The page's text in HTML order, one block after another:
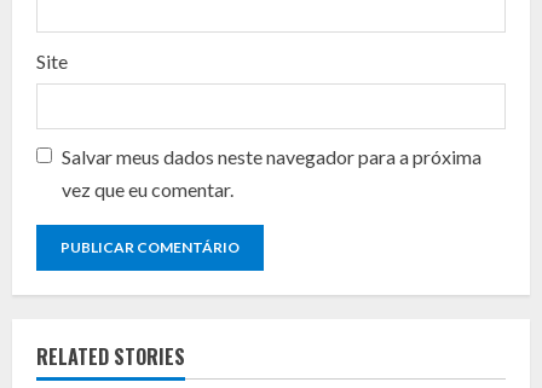
g
Site
Salvar meus dados neste navegador para a próxima
vez que eu comentar.
RELATED STORIES